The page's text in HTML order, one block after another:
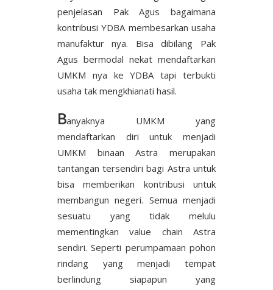
penjelasan Pak Agus bagaimana
kontribusi YDBA membesarkan usaha
manufaktur nya. Bisa dibilang Pak
Agus bermodal nekat mendaftarkan
UMKM nya ke YDBA tapi terbukti
usaha tak mengkhianati hasil.
Banyaknya UMKM yang
mendaftarkan diri untuk menjadi
UMKM binaan Astra merupakan
tantangan tersendiri bagi Astra untuk
bisa memberikan kontribusi untuk
membangun negeri. Semua menjadi
sesuatu yang tidak melulu
mementingkan value chain Astra
sendiri. Seperti perumpamaan pohon
rindang yang menjadi tempat
berlindung siapapun yang